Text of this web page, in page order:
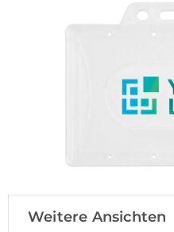
Weitere Ansichten